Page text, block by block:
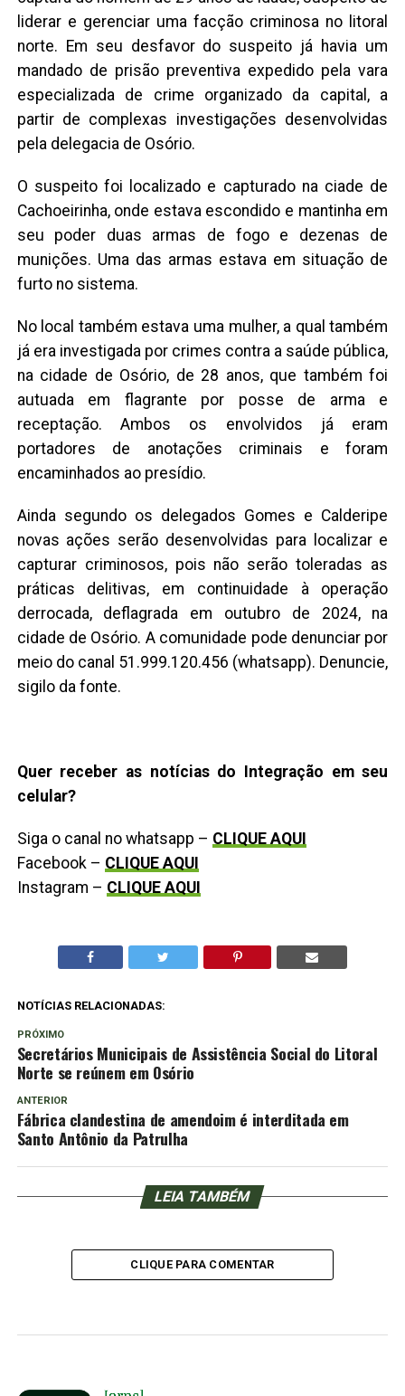
liderar e gerenciar uma facção criminosa no litoral
norte. Em seu desfavor do suspeito já havia um
mandado de prisão preventiva expedido pela vara
especializada de crime organizado da capital, a
partir de complexas investigações desenvolvidas
pela delegacia de Osório.
O suspeito foi localizado e capturado na ciade de
Cachoeirinha, onde estava escondido e mantinha em
seu poder duas armas de fogo e dezenas de
munições. Uma das armas estava em situação de
furto no sistema.
No local também estava uma mulher, a qual também
já era investigada por crimes contra a saúde pública,
na cidade de Osório, de 28 anos, que também foi
autuada em flagrante por posse de arma e
receptação. Ambos os envolvidos já eram
portadores de anotações criminais e foram
encaminhados ao presídio.
Ainda segundo os delegados Gomes e Calderipe
novas ações serão desenvolvidas para localizar e
capturar criminosos, pois não serão toleradas as
práticas delitivas, em continuidade à operação
derrocada, deflagrada em outubro de 2024, na
cidade de Osório. A comunidade pode denunciar por
meio do canal 51.999.120.456 (whatsapp). Denuncie,
sigilo da fonte.
Quer receber as notícias do Integração em seu
celular?
Siga o canal no whatsapp – CLIQUE AQUI
Facebook – CLIQUE AQUI
Instagram – CLIQUE AQUI
NOTÍCIAS RELACIONADAS:
PRÓXIMO
Secretários Municipais de Assistência Social do Litoral
Norte se reúnem em Osório
ANTERIOR
Fábrica clandestina de amendoim é interditada em
Santo Antônio da Patrulha
LEIA TAMBÉM
CLIQUE PARA COMENTAR